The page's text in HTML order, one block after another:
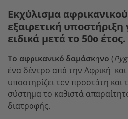
Εκχύλισμα
εξαιρετική υποστήριξη
ειδικά μετά το 50ο έτος.
Το αφρικανικό δαμάσκηνο (
ένα δέντρο από την Αφρική
υποστηρίζει τον προστάτη και
σύστημα το καθιστά
διατροφής.